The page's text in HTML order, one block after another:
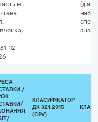
м.
12-
набір,
/
КЛАСИФІКАТОР
ДК 021:2015
(CPV)